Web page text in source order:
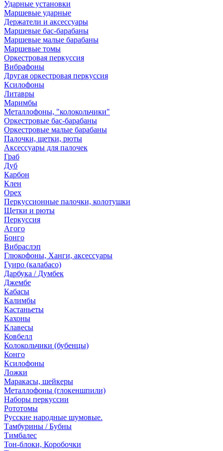
Ударные установки
Маршевые ударные
Держатели и аксессуары
Маршевые бас-барабаны
Маршевые малые барабаны
Маршевые томы
Оркестровая перкуссия
Вибрафоны
Другая оркестровая перкуссия
Ксилофоны
Литавры
Маримбы
Металлофоны, "колокольчики"
Оркестровые бас-барабаны
Оркестровые малые барабаны
Палочки, щетки, рюты
Аксессуары для палочек
Граб
Дуб
Карбон
Клен
Орех
Перкуссионные палочки, колотушки
Щетки и рюты
Перкуссия
Агого
Бонго
Вибраслэп
Глюкофоны, Ханги, аксессуары
Гуиро (калабасо)
Дарбука / Думбек
Джембе
Кабасы
Калимбы
Кастаньеты
Кахоны
Клавесы
Ковбелл
Колокольчики (бубенцы)
Конго
Ксилофоны
Ложки
Маракасы, шейкеры
Металлофоны (глокеншпили)
Наборы перкуссии
Рототомы
Русские народные шумовые.
Тамбурины / Бубны
Тимбалес
Тон-блоки, Коробочки